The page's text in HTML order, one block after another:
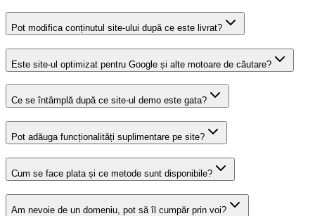
Pot modifica conținutul site-ului după ce este livrat?
Este site-ul optimizat pentru Google și alte motoare de căutare?
Ce se întâmplă după ce site-ul demo este gata?
Pot adăuga funcționalități suplimentare pe site?
Cum se face plata și ce metode sunt disponibile?
Am nevoie de un domeniu, pot să îl cumpăr prin voi?